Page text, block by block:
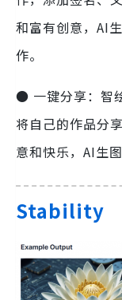
和富有创意，AI
作。
● 一键分享：智
将自己的作品分
意和快乐，AI生
Stability